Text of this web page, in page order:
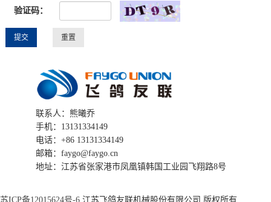
验证码：
联系人：熊曦乔
手机：13131334149
电话：+86 13131334149
邮箱：faygo@faygo.cn
地址：江苏省张家港市凤凰镇韩国工业园飞翔路8号
苏ICP备12015624号-6 江苏飞鸽友联机械股份有限公司 版权所有